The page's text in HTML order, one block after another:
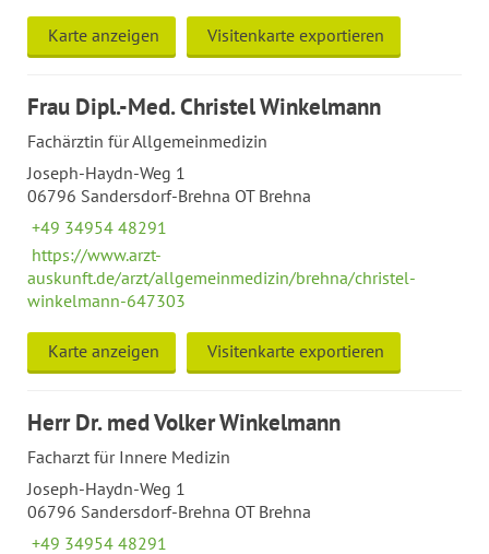
Karte anzeigen Visitenkarte exportieren
Frau Dipl.-Med. Christel Winkelmann
Fachärztin für Allgemeinmedizin
Joseph-Haydn-Weg 1
06796 Sandersdorf-Brehna OT Brehna
+49 34954 48291
https://www.arzt-
auskunft.de/arzt/allgemeinmedizin/brehna/christel-
winkelmann-647303
Karte anzeigen Visitenkarte exportieren
Herr Dr. med Volker Winkelmann
Facharzt für Innere Medizin
Joseph-Haydn-Weg 1
06796 Sandersdorf-Brehna OT Brehna
+49 34954 48291